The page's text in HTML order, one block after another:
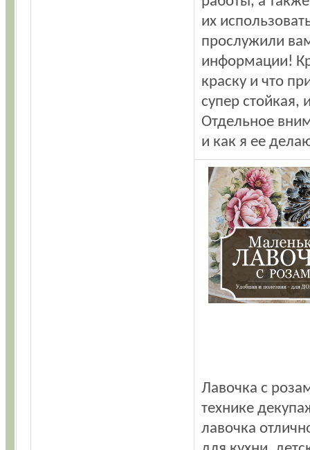
их
прослужили
информации!
краску и что
супер стойкая,
Отдельное
и как я ее
Лавочка с
технике
лавочка